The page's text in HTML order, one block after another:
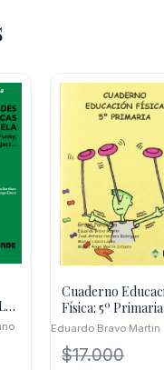
Cuaderno
Física: 5º Primaria
Eduardo Bravo Martin
$17.000